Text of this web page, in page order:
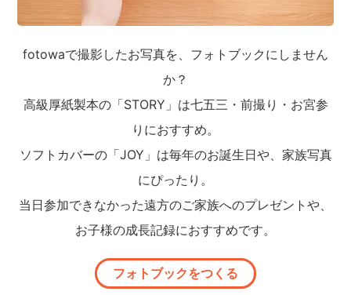
fotowaで撮影したお写真を、フォトブックにしません
か？
高級厚紙製本の「STORY」は七五三・前撮り・お宮参
りにおすすめ。
ソフトカバーの「JOY」は毎年のお誕生日や、家族写真
にぴったり。
当日参加できなかった遠方のご家族へのプレゼントや、
お子様の成長記録におすすめです。
フォトブックをつくる